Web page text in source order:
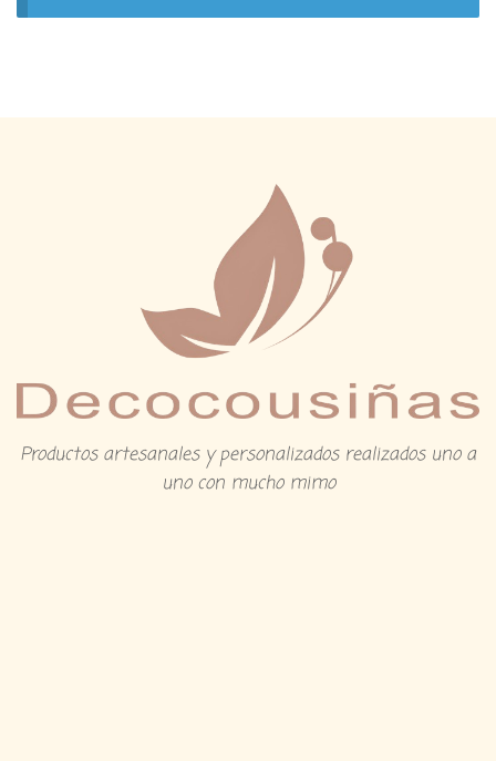
Productos artesanales y personalizados realizados uno a
uno con mucho mimo